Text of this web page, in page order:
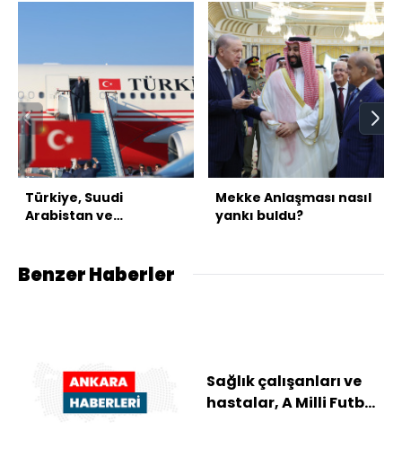
Türkiye, Suudi
Arabistan ve
Mekke Anlaşması nasıl
yankı buldu?
Benzer Haberler
Sağlık çalışanları ve
hastalar, A Milli Futbol